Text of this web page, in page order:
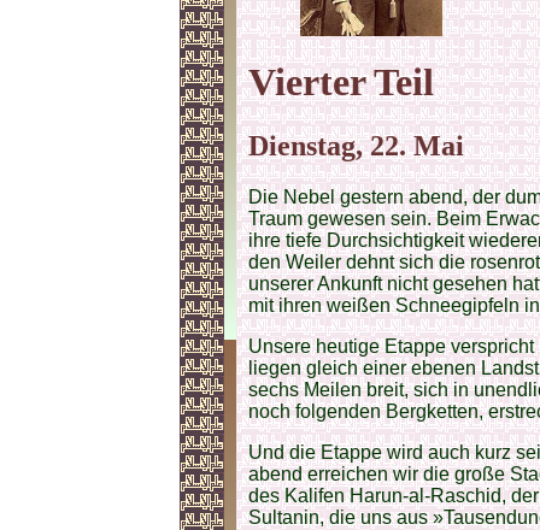
VierterTeil
Dienstag, 22. Mai
Die Nebel gestern abend, der
Traum gewesen sein. Beim
ihre tiefe Durchsichtigkeit
den Weiler dehnt sich die
unserer Ankunft nicht gesehen
mit ihren weißen Schneegipfeln
Unsere heutige Etappe
liegen gleich einer ebenen
sechs Meilen breit, sich in
noch folgenden Bergketten,
Und die Etappe wird auch kurz
abend erreichen wir die große
des Kalifen Harun-al-Raschid,
Sultanin, die uns aus